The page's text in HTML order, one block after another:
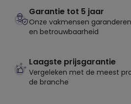
Garantie tot 5 jaar
Onze vakmensen
en betrouwbaarheid
Laagste prijsgarantie
Vergeleken met de meest
de branche